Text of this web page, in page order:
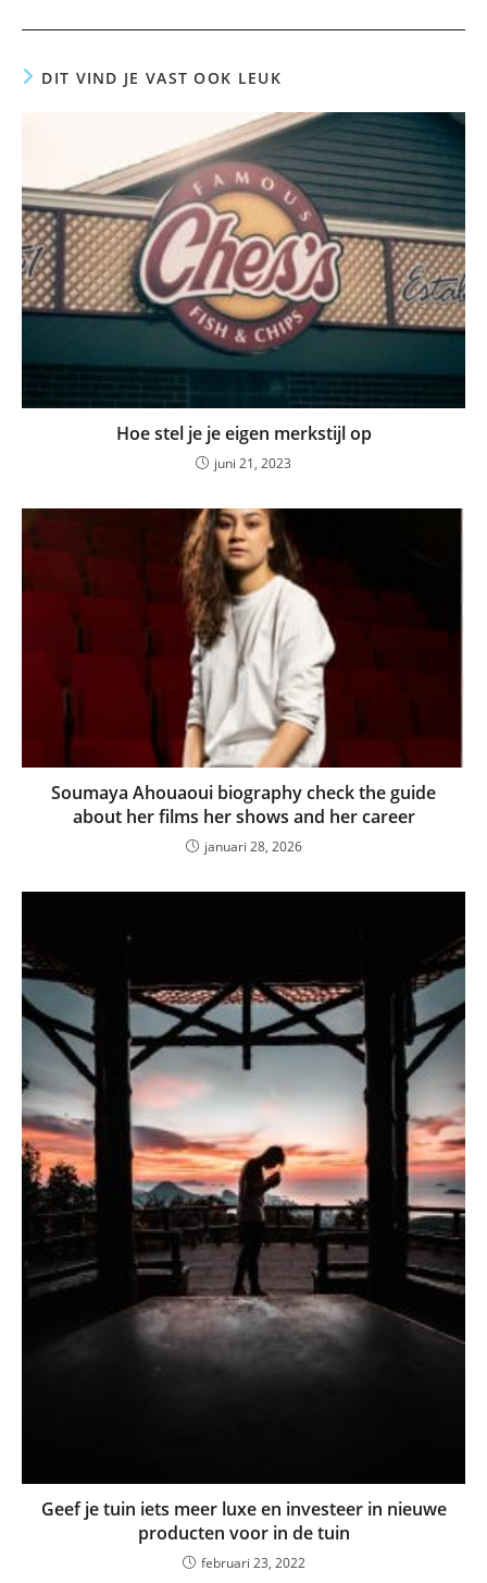
DIT VIND JE VAST OOK LEUK
Hoe stel je je eigen merkstijl op
juni 21, 2023
Soumaya Ahouaoui biography check the guide
about her films her shows and her career
januari 28, 2026
Geef je tuin iets meer luxe en investeer in nieuwe
producten voor in de tuin
februari 23, 2022